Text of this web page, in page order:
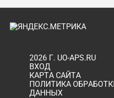
2026 Г. UO-APS.RU
ВХОД
КАРТА САЙТА
ПОЛИТИКА
ДАННЫХ